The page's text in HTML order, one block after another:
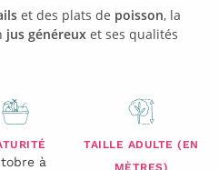
et des plats de poisson, la
jus généreux et ses qualités
à
TAILLE ADULTE (EN
MÈTRES)